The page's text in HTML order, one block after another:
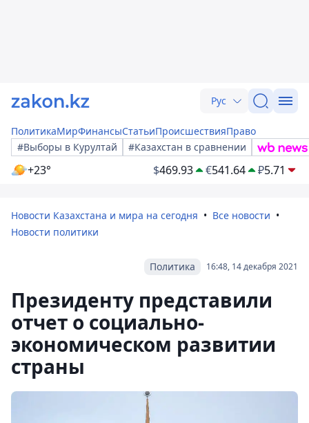
Рус
ПолитикаМирФинансыСтатьиПроисшествияПраво
#Выборы в Курултай
#Казахстан в сравнении
+23° $469.93 €541.64 ₽5.71
Новости Казахстана и мира на сегодня
Все новости
Новости политики
16:48, 14 декабря 2021
Политика
Президенту представили
отчет о социально-
экономическом развитии
страны